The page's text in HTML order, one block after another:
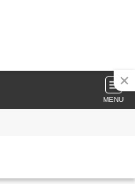
MENU